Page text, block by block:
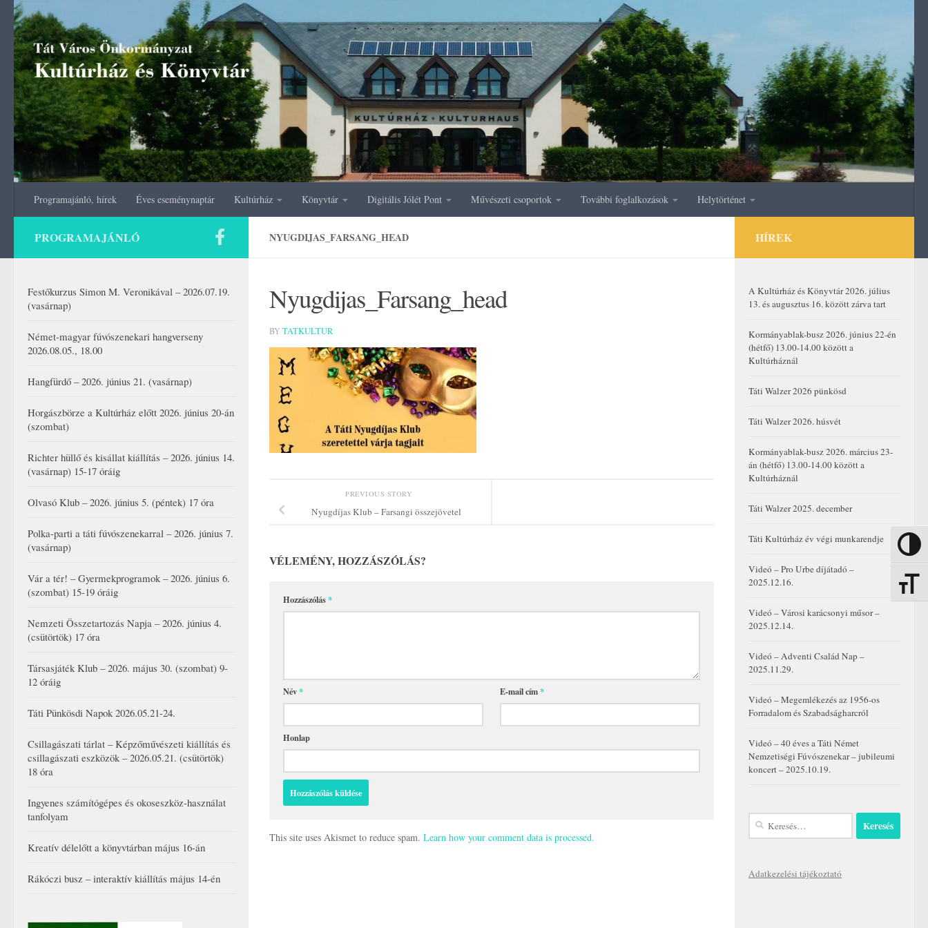
Nagy
Skip to content
Programajánló, hírek Éves eseménynaptár Kultúrház Könyvtár Digitális Jólét Pont Művészeti csoportok További foglalkozások Helytörténet
NYUGDIJAS_FARSANG_HEAD
Nyugdijas_Farsang_head
BY TATKULTUR
PREVIOUS STORY
Nyugdíjas Klub – Farsangi összejövetel
VÉLEMÉNY, HOZZÁSZÓLÁS?
Hozzászólás*
Név* E-mail cím*
Honlap
This site uses Akismet to reduce spam. Learn how your comment data is processed.
PROGRAMAJÁNLÓ
Festőkurzus Simon M. Veronikával – 2026.07.19.
(vasárnap)
Német-magyar fúvószenekari hangverseny
2026.08.05., 18.00
Hangfürdő – 2026. június 21. (vasárnap)
Horgászbörze a Kultúrház előtt 2026. június 20-án
(szombat)
Richter hüllő és kisállat kiállítás – 2026. június 14.
(vasárnap) 15-17 óráig
Olvasó Klub – 2026. június 5. (péntek) 17 óra
Polka-parti a táti fúvószenekarral – 2026. június 7.
(vasárnap)
Vár a tér! – Gyermekprogramok – 2026. június 6.
(szombat) 15-19 óráig
Nemzeti Összetartozás Napja – 2026. június 4.
(csütörtök) 17 óra
Társasjáték Klub – 2026. május 30. (szombat) 9-
12 óráig
Táti Pünkösdi Napok 2026.05.21-24.
Csillagászati tárlat – Képzőművészeti kiállítás és
csillagászati eszközök – 2026.05.21. (csütörtök)
18 óra
Ingyenes számítógépes és okoseszköz-használat
tanfolyam
Kreatív délelőtt a könyvtárban május 16-án
Rákóczi busz – interaktív kiállítás május 14-én
HÍREK
A Kultúrház és Könyvtár 2026. július
13. és augusztus 16. között zárva tart
Kormányablak-busz 2026. június 22-én
(hétfő) 13.00-14.00 között a
Kultúrháznál
Táti Walzer 2026 pünkösd
Táti Walzer 2026. húsvét
Kormányablak-busz 2026. március 23-
án (hétfő) 13.00-14.00 között a
Kultúrháznál
Táti Walzer 2025. december
Táti Kultúrház év végi munkarendje
Videó – Pro Urbe díjátadó –
2025.12.16.
Videó – Városi karácsonyi műsor –
2025.12.14.
Videó – Adventi Család Nap –
2025.11.29.
Videó – Megemlékezés az 1956-os
Forradalom és Szabadságharcról
Videó – 40 éves a Táti Német
Nemzetiségi Fúvószenekar – jubileumi
koncert – 2025.10.19.
Keresés:
Adatkezelési tájékoztató